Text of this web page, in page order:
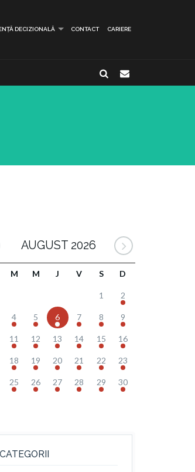
DECIZIONALĂ CONTACT CARIERE
AUGUST 2026
M M J V S D
1 2
4 5 6 7 8 9
11 12 13 14 15 16
18 19 20 21 22 23
25 26 27 28 29 30
CATEGORII